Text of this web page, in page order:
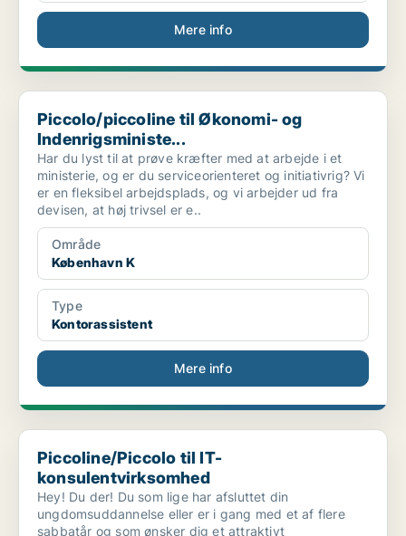
Mere info
Piccolo/piccoline til Økonomi- og Indenrigsministe...
Piccolo/piccoline til Økonomi- og
Indenrigsministe...
Har du lyst til at prøve kræfter med at arbejde i et
ministerie, og er du serviceorienteret og initiativrig? Vi
er en fleksibel arbejdsplads, og vi arbejder ud fra
devisen, at høj trivsel er e..
Område
København K
Type
Kontorassistent
Mere info
Piccoline/Piccolo til IT-konsulentvirksomhed
Piccoline/Piccolo til IT-
konsulentvirksomhed
Hey! Du der! Du som lige har afsluttet din
ungdomsuddannelse eller er i gang med et af flere
sabbatår og som ønsker dig et attraktivt